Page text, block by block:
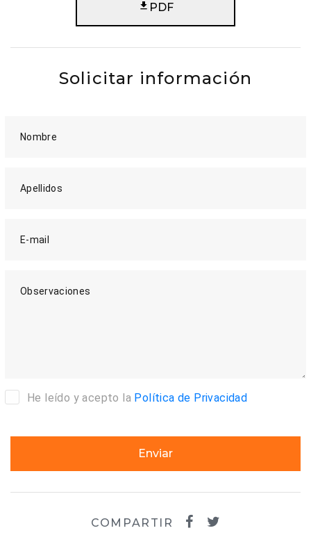
PDF
Solicitar información
Nombre
Apellidos
E-mail
Observaciones
He leído y acepto la Política de Privacidad
Enviar
COMPARTIR